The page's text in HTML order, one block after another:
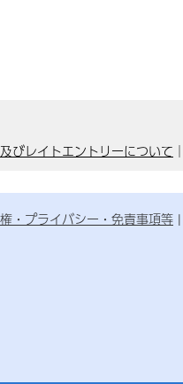
びレイトエントリーについて ｜
・プライバシー・免責事項等